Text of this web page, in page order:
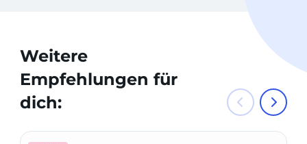
Weitere
Empfehlungen für
dich: